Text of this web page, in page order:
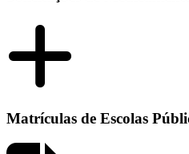
Matrículas de Escolas